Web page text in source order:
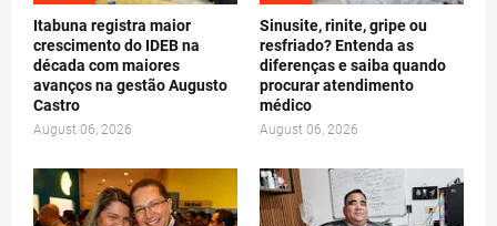
Itabuna registra maior
crescimento do IDEB na
década com maiores
avanços na gestão Augusto
Castro
August 06, 2026
Sinusite, rinite, gripe ou
resfriado? Entenda as
diferenças e saiba quando
procurar atendimento
médico
August 06, 2026